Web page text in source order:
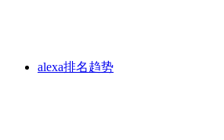
alexa排名趋势